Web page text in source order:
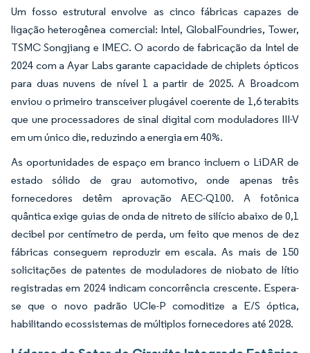
Um fosso estrutural envolve as cinco fábricas capazes de
ligação heterogênea comercial: Intel, GlobalFoundries, Tower,
TSMC Songjiang e IMEC. O acordo de fabricação da Intel de
2024 com a Ayar Labs garante capacidade de chiplets ópticos
para duas nuvens de nível 1 a partir de 2025. A Broadcom
enviou o primeiro transceiver plugável coerente de 1,6 terabits
que une processadores de sinal digital com moduladores III-V
em um único die, reduzindo a energia em 40%.
As oportunidades de espaço em branco incluem o LiDAR de
estado sólido de grau automotivo, onde apenas três
fornecedores detêm aprovação AEC-Q100. A fotônica
quântica exige guias de onda de nitreto de silício abaixo de 0,1
decibel por centímetro de perda, um feito que menos de dez
fábricas conseguem reproduzir em escala. As mais de 150
solicitações de patentes de moduladores de niobato de lítio
registradas em 2024 indicam concorrência crescente. Espera-
se que o novo padrão UCIe-P comoditize a E/S óptica,
habilitando ecossistemas de múltiplos fornecedores até 2028.